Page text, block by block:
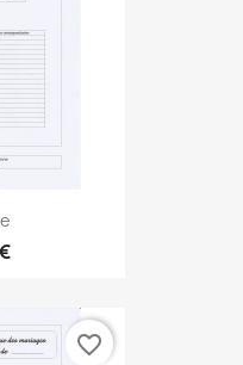
favorite_border